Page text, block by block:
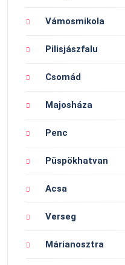
Vámosmikola
Pilisjászfalu
Csomád
Majosháza
Penc
Püspökhatvan
Acsa
Verseg
Márianosztra